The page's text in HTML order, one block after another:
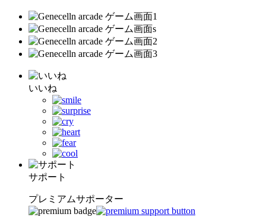
いいね
サポート
プレミアムサポーター